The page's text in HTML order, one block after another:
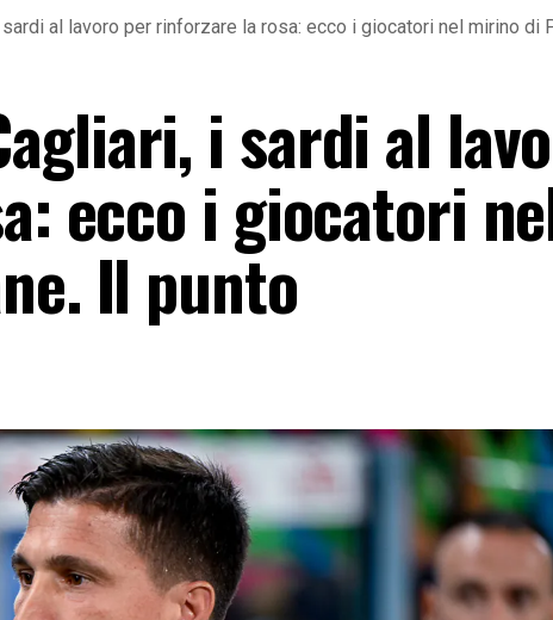
al lavoro per rinforzare la rosa: ecco i giocatori nel mirino di
i sardi al
ecco i giocatori
Il punto